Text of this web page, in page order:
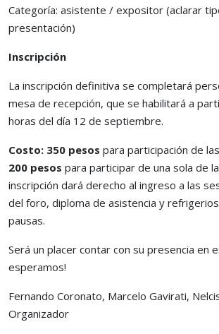
Categoría: asistente / expositor (aclarar
presentación)
Inscripción
La inscripción definitiva se completará
mesa de recepción, que se habilitará a
horas del día 12 de septiembre.
Costo: 350 pesos para participación de
200 pesos para participar de una sola de
inscripción dará derecho al ingreso a las
del foro, diploma de asistencia y
pausas.
Será un placer contar con su presencia en
esperamos!
Fernando Coronato, Marcelo Gavirati,
Organizador